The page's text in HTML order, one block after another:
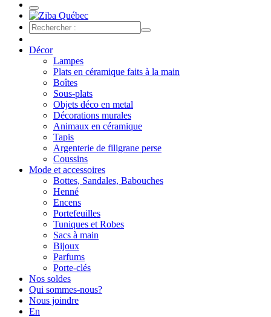
Décor
Lampes
Plats en céramique faits à la main
Boîtes
Sous-plats
Objets déco en metal
Décorations murales
Animaux en céramique
Tapis
Argenterie de filigrane perse
Coussins
Mode et accessoires
Bottes, Sandales, Babouches
Henné
Encens
Portefeuilles
Tuniques et Robes
Sacs à main
Bijoux
Parfums
Porte-clés
Nos soldes
Qui sommes-nous?
Nous joindre
En